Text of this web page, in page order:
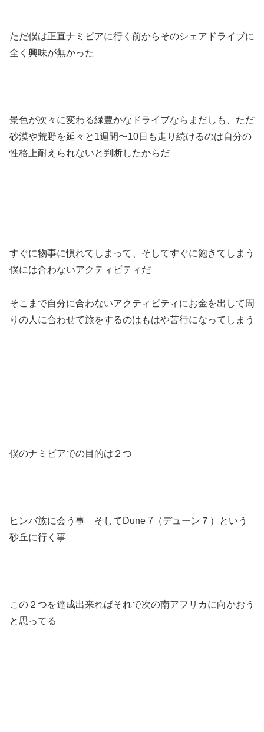
ただ僕は正直ナミビアに行く前からそのシェアドライブに
全く興味が無かった
景色が次々に変わる緑豊かなドライブならまだしも、ただ
砂漠や荒野を延々と1週間〜10日も走り続けるのは自分の
性格上耐えられないと判断したからだ
すぐに物事に慣れてしまって、そしてすぐに飽きてしまう
僕には合わないアクティビティだ
そこまで自分に合わないアクティビティにお金を出して周
りの人に合わせて旅をするのはもはや苦行になってしまう
僕のナミビアでの目的は２つ
ヒンバ族に会う事 そしてDune 7（デューン７）という
砂丘に行く事
この２つを達成出来ればそれで次の南アフリカに向かおう
と思ってる